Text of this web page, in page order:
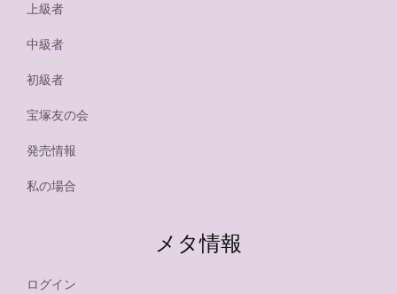
上級者
中級者
初級者
宝塚友の会
発売情報
私の場合
メタ情報
ログイン